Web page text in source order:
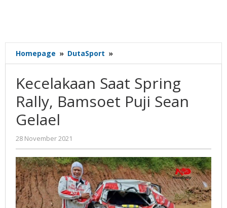
Homepage » DutaSport »
Saat
Rally,
Bamsoet
Puji
Kecelakaan Saat Spring
Rally, Bamsoet Puji Sean
Gelael
28 November 2021
Nilna
Niswah